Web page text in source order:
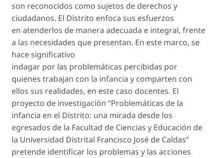
son reconocidos como sujetos de derechos y
ciudadanos. El Distrito enfoca sus esfuerzos
en atenderlos de manera adecuada e integral, frente
a las necesidades que presentan. En este marco, se
hace significativo
indagar por las problemáticas percibidas por
quienes trabajan con la infancia y comparten con
ellos sus realidades, en este caso docentes. El
proyecto de investigación “Problemáticas de la
infancia en el Distrito: una mirada desde los
egresados de la Facultad de Ciencias y Educación de
la Universidad Distrital Francisco José de Caldas”
pretende identificar los problemas y las acciones